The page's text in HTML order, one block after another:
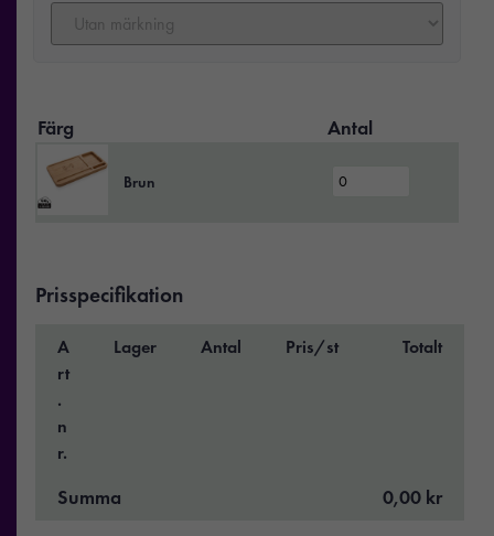
Färg Antal
Brun
Prisspecifikation
A
rt
.
n
r.
Lager Antal Pris/st Totalt
Summa 0,00 kr